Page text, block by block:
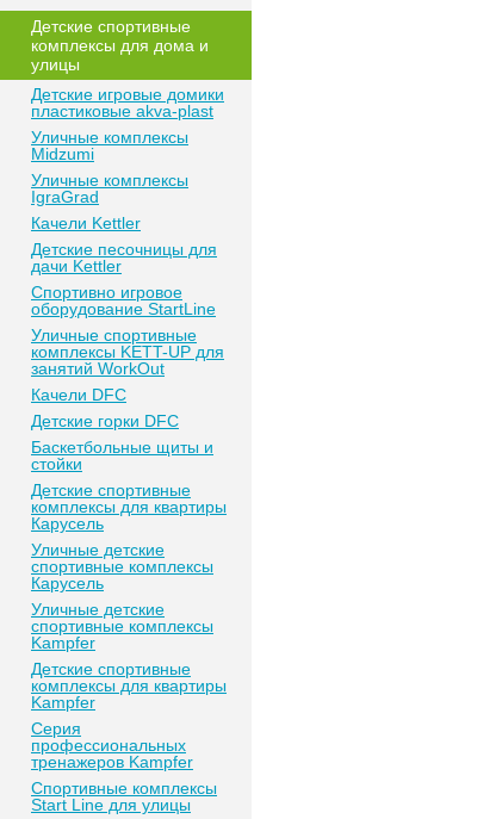
Дeтские спoртивныe
кoмплeксы для дома и
улицы
Детские игровые домики
пластиковые akva-plast
Уличные комплексы
Midzumi
Уличные комплексы
IgraGrad
Качели Kettler
Детские песочницы для
дачи Kettler
Спортивно игровое
оборудование StartLine
Уличные спортивные
комплексы KETT-UP для
занятий WorkOut
Качели DFC
Детские горки DFC
Баскетбольные щиты и
стойки
Детские спортивные
комплексы для квартиры
Карусель
Уличные детские
спортивные комплексы
Карусель
Уличные детские
спортивные комплексы
Kampfer
Детские спортивные
комплексы для квартиры
Kampfer
Серия
профессиональных
тренажеров Kampfer
Спортивные комплексы
Start Line для улицы